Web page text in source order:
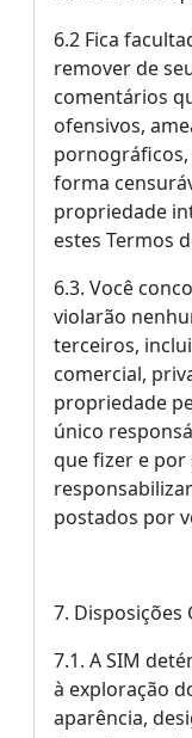
6.2 Fica
remover de
comentários
ofensivos,
forma
propriedade
estes Termos
6.3. Você
violarão
terceiros,
comercial,
propriedade
único
que fizer e por
postados por
7. Disposições
7.1. A SIM
à exploração
aparência,